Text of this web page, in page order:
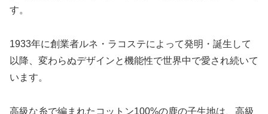
す。
1933年に創業者ルネ・ラコステによって発明・誕生して
以降、変わらぬデザインと機能性で世界中で愛され続いて
います。
高級な糸で編まれたコットン100%の鹿の子生地は、高級